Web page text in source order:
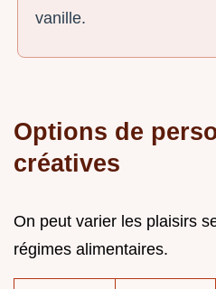
vanille.
Options de
créatives
On peut varier les plaisirs
régimes alimentaires.